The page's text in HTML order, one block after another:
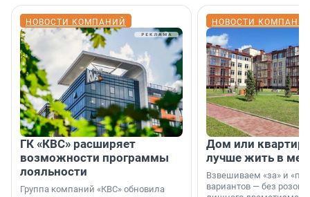
НОВОСТИ КОМПАНИЙ
ГК «КВС» расширяет
возможности программы
лояльности
Группа компаний «КВС» обновила
НОВОСТИ
Дом или
лучше жить в
Взвешиваем «за» и
вариантов — без